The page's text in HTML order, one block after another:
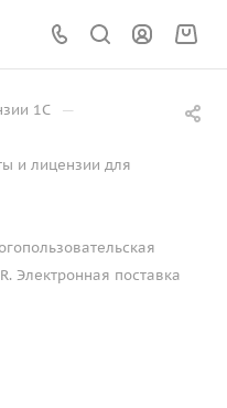
1С —
и лицензии для
Электронная поставка